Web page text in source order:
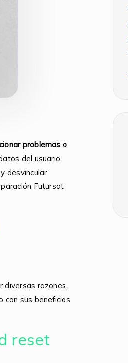
problemas o
del usuario,
desvincular
Futursat
diversas razones.
con sus beneficios
reset